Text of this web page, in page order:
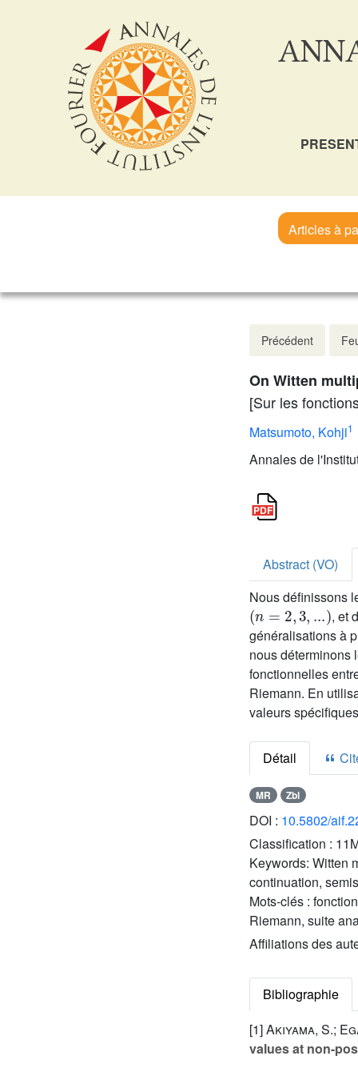
Articles à
Précédent
On Witten
[Sur les
Matsumoto, Kohji1
Annales de
Abstract (VO)
Nous définissons
(n=2,3,...)
, et
généralisations à
nous déterminons
fonctionnelles
Riemann. En
valeurs
Détail
MR Zbl
DOI : 10.5802/
Classification :
Keywords: Witten
continuation,
Mots-clés :
Riemann, suite
Affiliations des
Bibliographie
[1]Akiyama, S.;
values at non-